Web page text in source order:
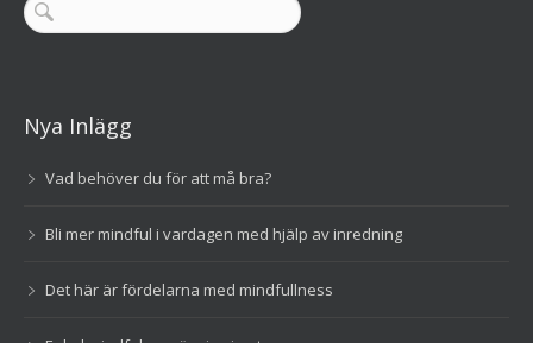
Nya Inlägg
Vad behöver du för att må bra?
Bli mer mindful i vardagen med hjälp av inredning
Det här är fördelarna med mindfullness